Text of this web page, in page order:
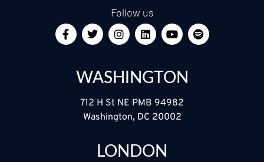
Follow us
WASHINGTON
712 H St NE PMB 94982
Washington, DC 20002
LONDON